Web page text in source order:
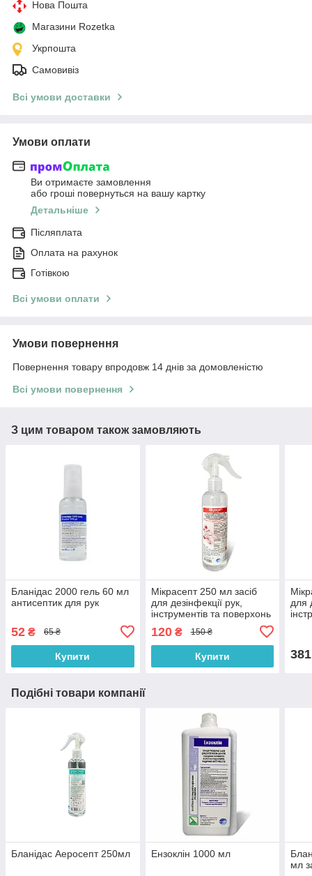
Нова Пошта
Магазини Rozetka
Укрпошта
Самовивіз
Всі умови доставки
Умови оплати
Ви отримаєте замовлення
або гроші повернуться на вашу картку
Детальніше
Післяплата
Оплата на рахунок
Готівкою
Всі умови оплати
Умови повернення
Повернення товару впродовж 14 днів за домовленістю
Всі умови повернення
З цим товаром також замовляють
Бланідас 2000 гель 60 мл
антисептик для рук
52 ₴ 65 ₴
Купити
Мікрасепт 250 мл засіб
для дезінфекції рук,
інструментів та поверхонь
120₴ 150 ₴
Купити
для
Подібні товари компанії
Бланідас Аеросепт 250мл Ензоклін 1000 мл
мл